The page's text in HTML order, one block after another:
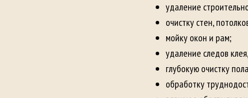
удаление
очистку стен,
мойку окон и рам;
удаление следов
глубокую очистку
обработку